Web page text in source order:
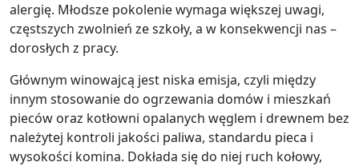
alergię. Młodsze pokolenie wymaga większej uwagi,
częstszych zwolnień ze szkoły, a w konsekwencji nas –
dorosłych z pracy.
Głównym winowajcą jest niska emisja, czyli między
innym stosowanie do ogrzewania domów i mieszkań
pieców oraz kotłowni opalanych węglem i drewnem bez
należytej kontroli jakości paliwa, standardu pieca i
wysokości komina. Dokłada się do niej ruch kołowy,